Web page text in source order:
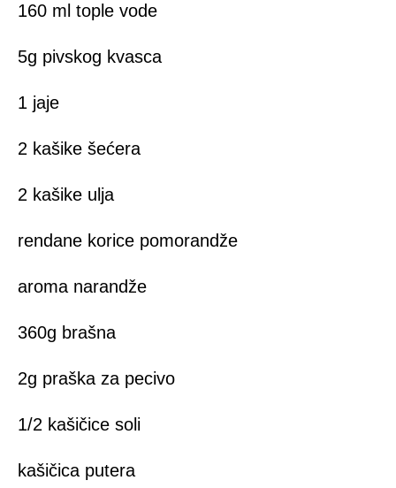
160 ml tople vode
5g pivskog kvasca
1 jaje
2 kašike šećera
2 kašike ulja
rendane korice pomorandže
aroma narandže
360g brašna
2g praška za pecivo
1/2 kašičice soli
kašičica putera